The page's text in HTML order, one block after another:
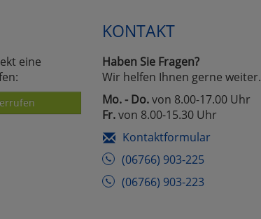
eine
KONTAKT
Haben Sie Fragen?
Wir helfen Ihnen gerne weiter.
Mo. - Do.von 8.00-17.00 Uhr
Fr.von 8.00-15.30 Uhr
Kontaktformular
(06766) 903-225
(06766) 903-223